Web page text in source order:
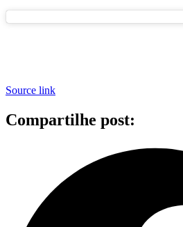
Source link
Compartilhe post: